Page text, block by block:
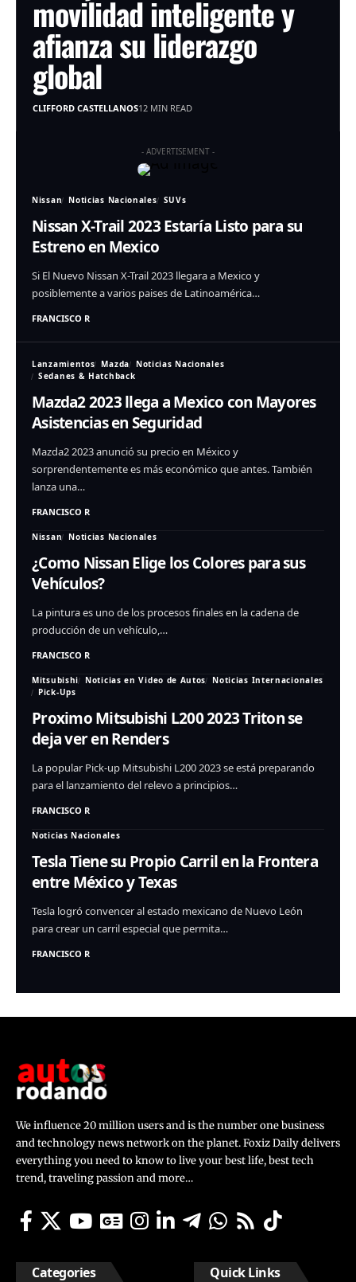
movilidad inteligente y
afianza su liderazgo
global
CLIFFORD CASTELLANOS12 MIN READ
- ADVERTISEMENT -
Nissan Noticias Nacionales SUVs
Nissan X-Trail 2023 Estaría Listo para su
Estreno en Mexico
Si El Nuevo Nissan X-Trail 2023 llegara a Mexico y
posiblemente a varios paises de Latinoamérica…
FRANCISCO R
Lanzamientos Mazda
Noticias Nacionales
Sedanes & Hatchback
Mazda2 2023 llega a Mexico con Mayores
Asistencias en Seguridad
Mazda2 2023 anunció su precio en México y
sorprendentemente es más económico que antes. También
lanza una…
FRANCISCO R
Nissan Noticias Nacionales
¿Como Nissan Elige los Colores para sus
Vehículos?
La pintura es uno de los procesos finales en la cadena de
producción de un vehículo,…
FRANCISCO R
Mitsubishi Noticias en Video de Autos
Noticias Internacionales
Pick-Ups
Proximo Mitsubishi L200 2023 Triton se
deja ver en Renders
La popular Pick-up Mitsubishi L200 2023 se está preparando
para el lanzamiento del relevo a principios…
FRANCISCO R
Noticias Nacionales
Tesla Tiene su Propio Carril en la Frontera
entre México y Texas
Tesla logró convencer al estado mexicano de Nuevo León
para crear un carril especial que permita…
FRANCISCO R
We influence 20 million users and is the number one business
and technology news network on the planet. Foxiz Daily delivers
everything you need to know to live your best life, best tech
trend, traveling passion and more…
Categories Quick Links